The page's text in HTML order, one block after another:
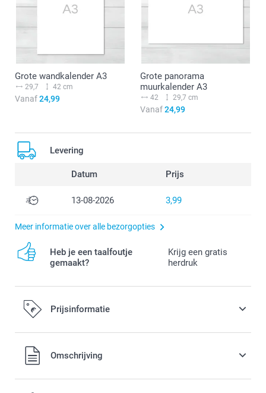
Grote wandkalender A3
29,7 42 cm
Vanaf24,99
Grote panorama
muurkalender A3
42 29,7 cm
Vanaf24,99
Levering
Datum Prijs
13-08-2026 3,99
Meer informatie over alle bezorgopties
Heb je een taalfoutje
gemaakt?
Krijg een gratis
herdruk
Prijsinformatie
Alle prijzen zijn in EURO (€) inclusief BTW en exclusief
verzendkosten.Omschrijving